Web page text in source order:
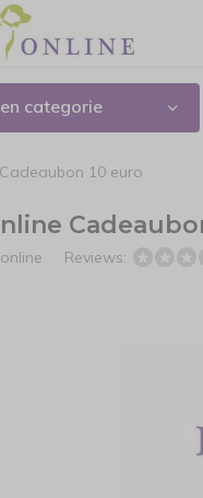
categorie
Cadeaubon 10 euro
Reviews: